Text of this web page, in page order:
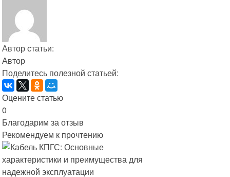
Автор статьи:
Автор
Поделитесь полезной статьей:
Оцените статью
0
Благодарим за отзыв
Рекомендуем к прочтению